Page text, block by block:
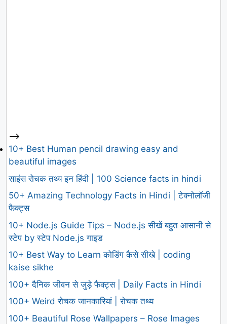
-->
10+ Best Human pencil drawing easy and
beautiful images
साइंस रोचक तथ्य इन हिंदी | 100 Science facts in hindi
50+ Amazing Technology Facts in Hindi | टेक्नोलॉजी
फैक्ट्स
10+ Node.js Guide Tips – Node.js सीखें बहुत आसानी से
स्टेप by स्टेप Node.js गाइड
10+ Best Way to Learn कोडिंग कैसे सीखे | coding
kaise sikhe
100+ दैनिक जीवन से जुड़े फैक्ट्स | Daily Facts in Hindi
100+ Weird रोचक जानकारियां | रोचक तथ्य
100+ Beautiful Rose Wallpapers – Rose Images